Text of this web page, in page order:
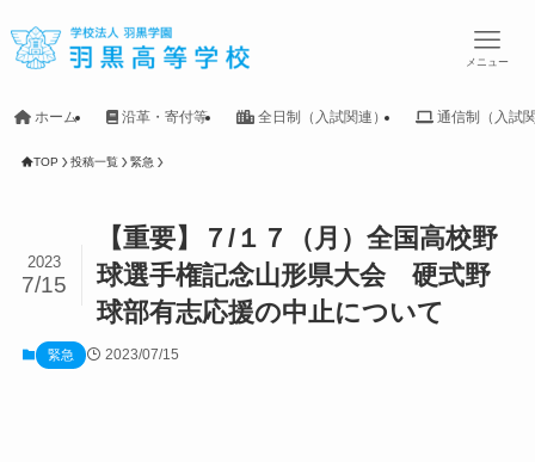
メニュー
ホーム 沿革・寄付等 全日制（入試関連） 通信制（入試
TOP 投稿一覧 緊急
【重要】７/１７（月）全国高校野
球選手権記念山形県大会 硬式野
球部有志応援の中止について
2023
7/15
緊急 2023/07/15